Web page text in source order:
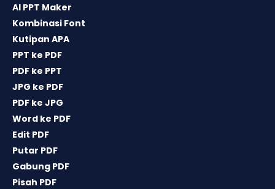
AI PPT Maker
Kombinasi Font
Kutipan APA
PPT ke PDF
PDF ke PPT
JPG ke PDF
PDF ke JPG
Word ke PDF
Edit PDF
Putar PDF
Gabung PDF
Pisah PDF